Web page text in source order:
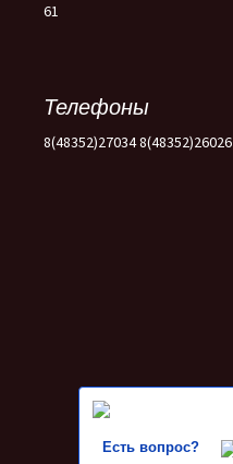
61
Телефоны
8(48352)27034 8(48352)26026
Есть вопрос?